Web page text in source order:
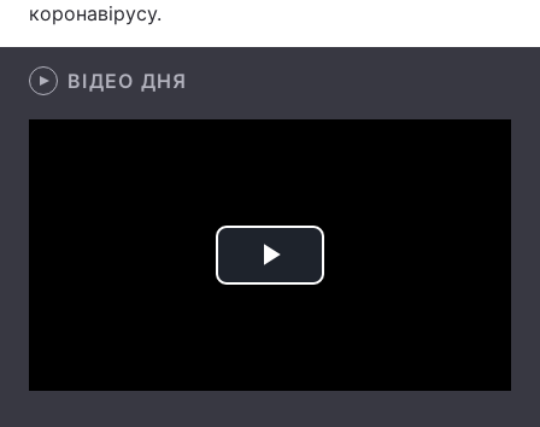
Цікавинки
коронавірусу.
ВІДЕО ДНЯ
Play